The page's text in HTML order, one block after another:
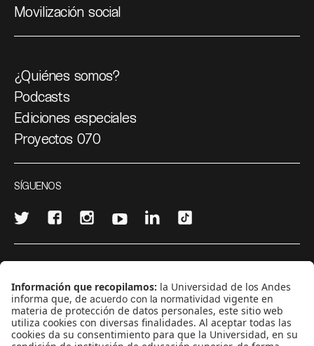
Movilización social
¿Quiénes somos?
Podcasts
Ediciones especiales
Proyectos 070
SÍGUENOS
CONTÁCTANOS
cerosetenta@uniandes.edu.co